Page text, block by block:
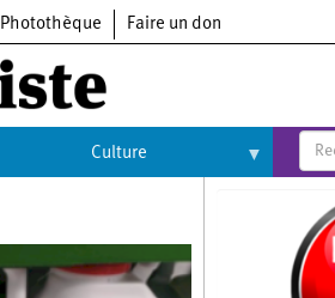
Photothèque Faire un don
Culture